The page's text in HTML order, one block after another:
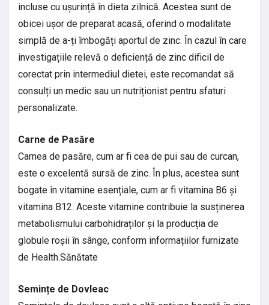
incluse cu ușurință în dieta zilnică. Acestea sunt de
obicei ușor de preparat acasă, oferind o modalitate
simplă de a-ți îmbogăți aportul de zinc. În cazul în care
investigațiile relevă o deficiență de zinc dificil de
corectat prin intermediul dietei, este recomandat să
consulți un medic sau un nutriționist pentru sfaturi
personalizate.
Carne de Pasăre
Carnea de pasăre, cum ar fi cea de pui sau de curcan,
este o excelentă sursă de zinc. În plus, acestea sunt
bogate în vitamine esențiale, cum ar fi vitamina B6 și
vitamina B12. Aceste vitamine contribuie la susținerea
metabolismului carbohidraților și la producția de
globule roșii în sânge, conform informațiilor furnizate
de Health.Sănătate
Semințe de Dovleac